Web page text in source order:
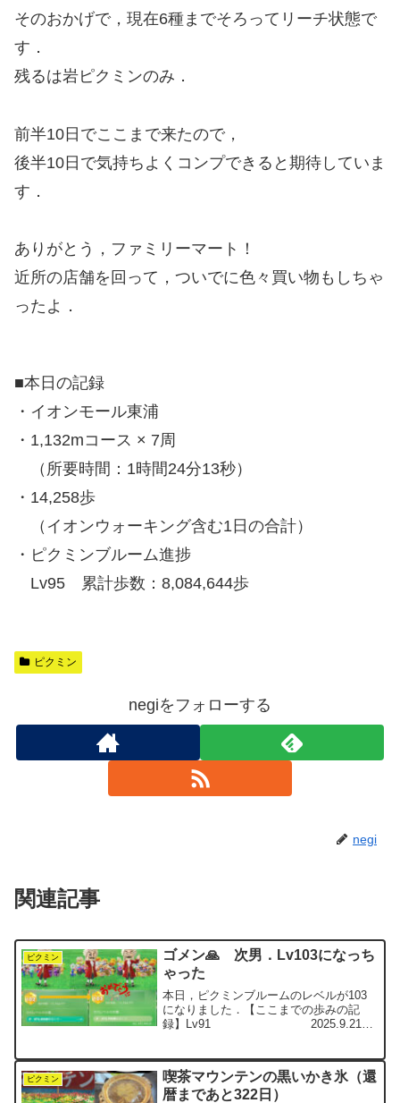
そのおかげで，現在6種までそろってリーチ状態で
す．
残るは岩ピクミンのみ．
前半10日でここまで来たので，
後半10日で気持ちよくコンプできると期待していま
す．
ありがとう，ファミリーマート！
近所の店舗を回って，ついでに色々買い物もしちゃ
ったよ．
■本日の記録
・イオンモール東浦
・1,132mコース × 7周
（所要時間：1時間24分13秒）
・14,258歩
（イオンウォーキング含む1日の合計）
・ピクミンブルーム進捗
Lv95 累計歩数：8,084,644歩
ピクミン
negiをフォローする
negi
関連記事
ピクミン
ゴメン🙏 次男．Lv103になっち
ゃった
本日，ピクミンブルームのレベルが103
になりました．【ここまでの歩みの記
録】Lv91 2025.9.21達
31万歩Lv93...
ピクミン
喫茶マウンテンの黒いかき氷（還
暦まであと322日）